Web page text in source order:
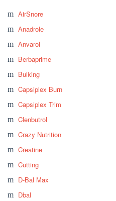
AirSnore
Anadrole
Anvarol
Berbaprime
Bulking
Capsiplex Burn
Capsiplex Trim
Clenbutrol
Crazy Nutrition
Creatine
Cutting
D-Bal Max
Dbal